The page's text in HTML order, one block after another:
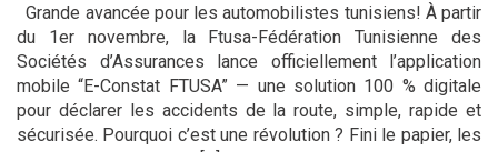
Grande avancée pour les automobilistes tunisiens! À partir
du 1er novembre, la Ftusa-Fédération Tunisienne des
Sociétés d’Assurances lance officiellement l’application
mobile “E-Constat FTUSA” — une solution 100 % digitale
pour déclarer les accidents de la route, simple, rapide et
sécurisée. Pourquoi c’est une révolution ? Fini le papier, les